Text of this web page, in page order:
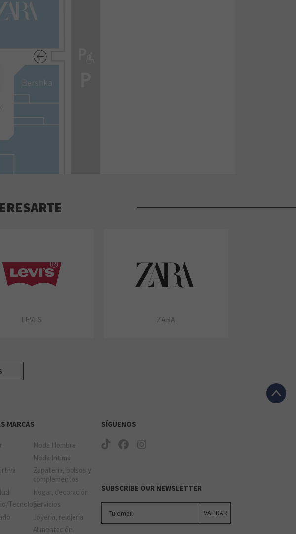
LEVI’S ZARA
MARCAS
Moda Hombre
Moda Intima
Zapatería, bolsos y
complementos
Hogar, decoración
TecnologíaServicios
Joyería, relojería
Alimentación
SÍGUENOS
SUBSCRIBE OUR NEWSLETTER
VALIDAR